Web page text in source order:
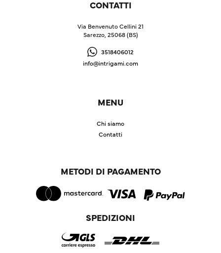
CONTATTI
Via Benvenuto Cellini 21
Sarezzo, 25068 (BS)
3518406012
info@intrigami.com
MENU
Chi siamo
Contatti
METODI DI PAGAMENTO
SPEDIZIONI